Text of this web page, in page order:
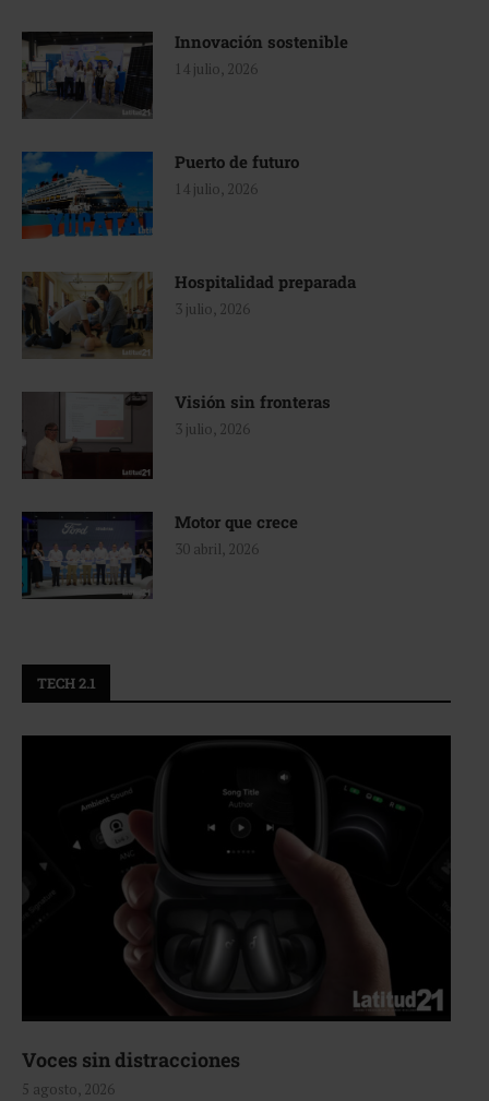
Innovación sostenible
14 julio, 2026
Puerto de futuro
14 julio, 2026
Hospitalidad preparada
3 julio, 2026
Visión sin fronteras
3 julio, 2026
Motor que crece
30 abril, 2026
TECH 2.1
Voces sin distracciones
5 agosto, 2026